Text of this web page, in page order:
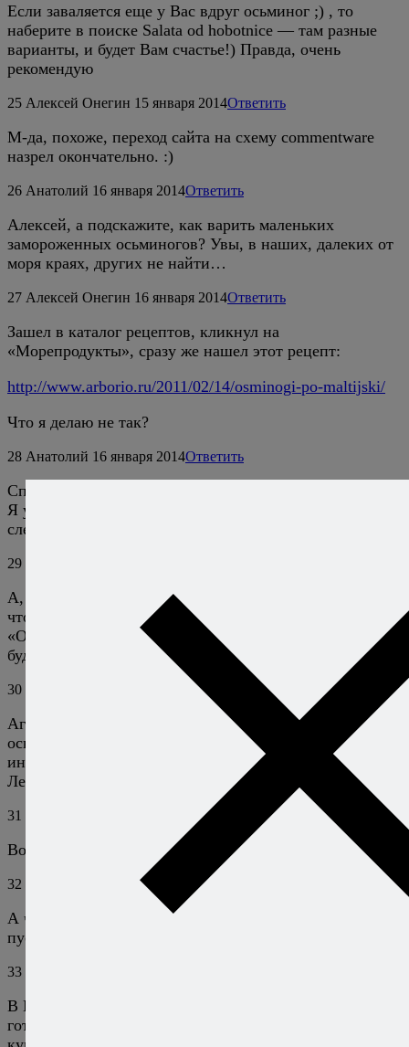
Если заваляется еще у Вас вдруг осьминог ;) , то
наберите в поиске Salata od hobotnice — там разные
варианты, и будет Вам счастье!) Правда, очень
рекомендую
25 Алексей Онегин 15 января 2014Ответить
М-да, похоже, переход сайта на схему commentware
назрел окончательно. :)
26 Анатолий 16 января 2014Ответить
Алексей, а подскажите, как варить маленьких
замороженных осьминогов? Увы, в наших, далеких от
моря краях, других не найти…
27 Алексей Онегин 16 января 2014Ответить
Зашел в каталог рецептов, кликнул на
«Морепродукты», сразу же нашел этот рецепт:
http://www.arborio.ru/2011/02/14/osminogi-po-maltijski/
Что я делаю не так?
28 Анатолий 16 января 2014Ответить
Спасибо большое :-)
Я у вас недавно, поэтому еще не ориентируюсь как
следует :-)
29
А, ну так осваивайтесь на здоровье. :) Например,
чтобы ответить на комментарий, нужно нажимать
«Ответить» справа от имени комментатора, иначе
будет создана новая ветка. :)
30 Ответить
Ага! Точно :-) Это я не заметил опять :-) Буду
осваиваться :-) У вас красивый сайт и рецепты
интересные :-) Зашел к вам по рекомендации с
Лепрозория — там вас хвалили :-)
31 Ответить
Вот чёрт — и опять не туда нажал :-)
32 16 января 2014
А что пишут? Мне интересно посмотреть, но туда ведь
пускают только по абонементам.
33
В Греции нас научили, как наиболее «правильно»
готовить осьминога. Опробовано на множестве